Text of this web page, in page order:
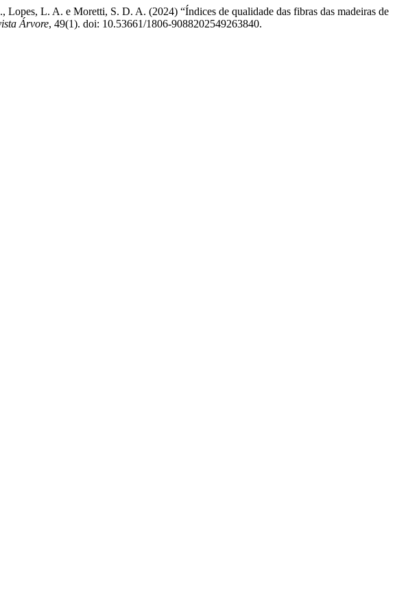
L. A. e Moretti, S. D. A. (2024) “Índices de qualidade das fibras das madeiras de
Árvore, 49(1). doi: 10.53661/1806-9088202549263840.